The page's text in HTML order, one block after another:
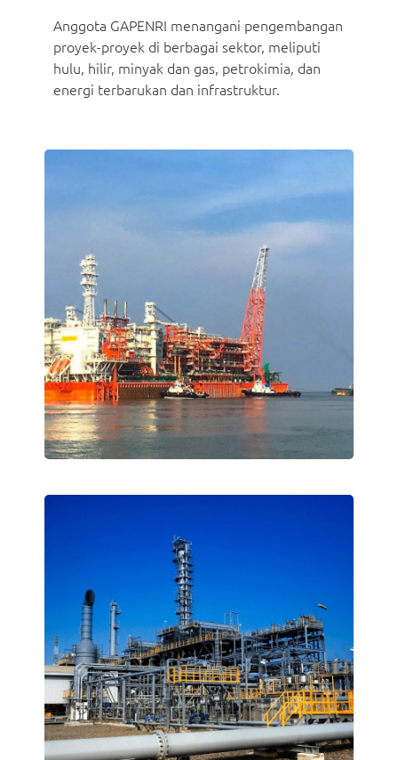
Anggota GAPENRI menangani pengembangan
proyek-proyek di berbagai sektor, meliputi
hulu, hilir, minyak dan gas, petrokimia, dan
energi terbarukan dan infrastruktur.